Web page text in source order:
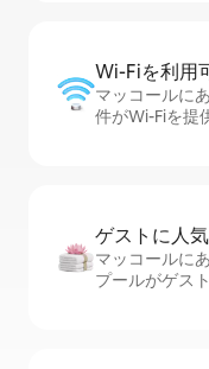
Wi-Fiを利⁠用⁠
マッコールに
件がWi-Fiを提
ゲストに人⁠
マッコールに
プールがゲス